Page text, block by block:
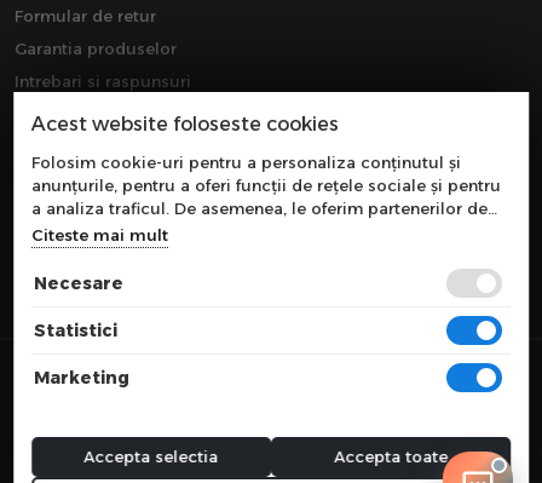
Formular de retur
Garantia produselor
Intrebari si raspunsuri
Downloads
webdesign by
Acest website foloseste cookies
Folosim cookie-uri pentru a personaliza conținutul și
anunțurile, pentru a oferi funcții de rețele sociale și pentru
a analiza traficul. De asemenea, le oferim partenerilor de
rețele sociale, de publicitate și de analize informații cu
privire la modul în care folosiți site-ul nostru. Aceștia le
pot combina cu alte informații oferite de dvs. sau culese în
Citeste mai mult
Necesare
Statistici
Marketing
Accepta selectia Accepta toate